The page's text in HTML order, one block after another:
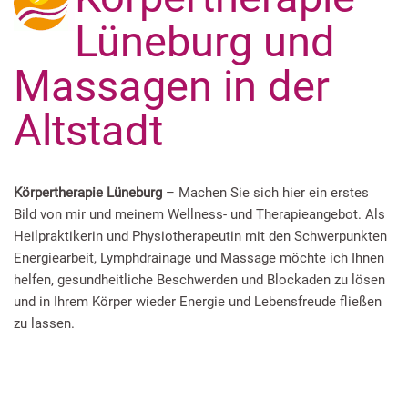
Lüneburg und
Massagen in der
Altstadt
Körpertherapie Lüneburg – Machen Sie sich hier ein erstes
Bild von mir und meinem Wellness- und Therapieangebot. Als
Heilpraktikerin und Physiotherapeutin mit den Schwerpunkten
Energiearbeit, Lymphdrainage und Massage möchte ich Ihnen
helfen, gesundheitliche Beschwerden und Blockaden zu lösen
und in Ihrem Körper wieder Energie und Lebensfreude fließen
zu lassen.